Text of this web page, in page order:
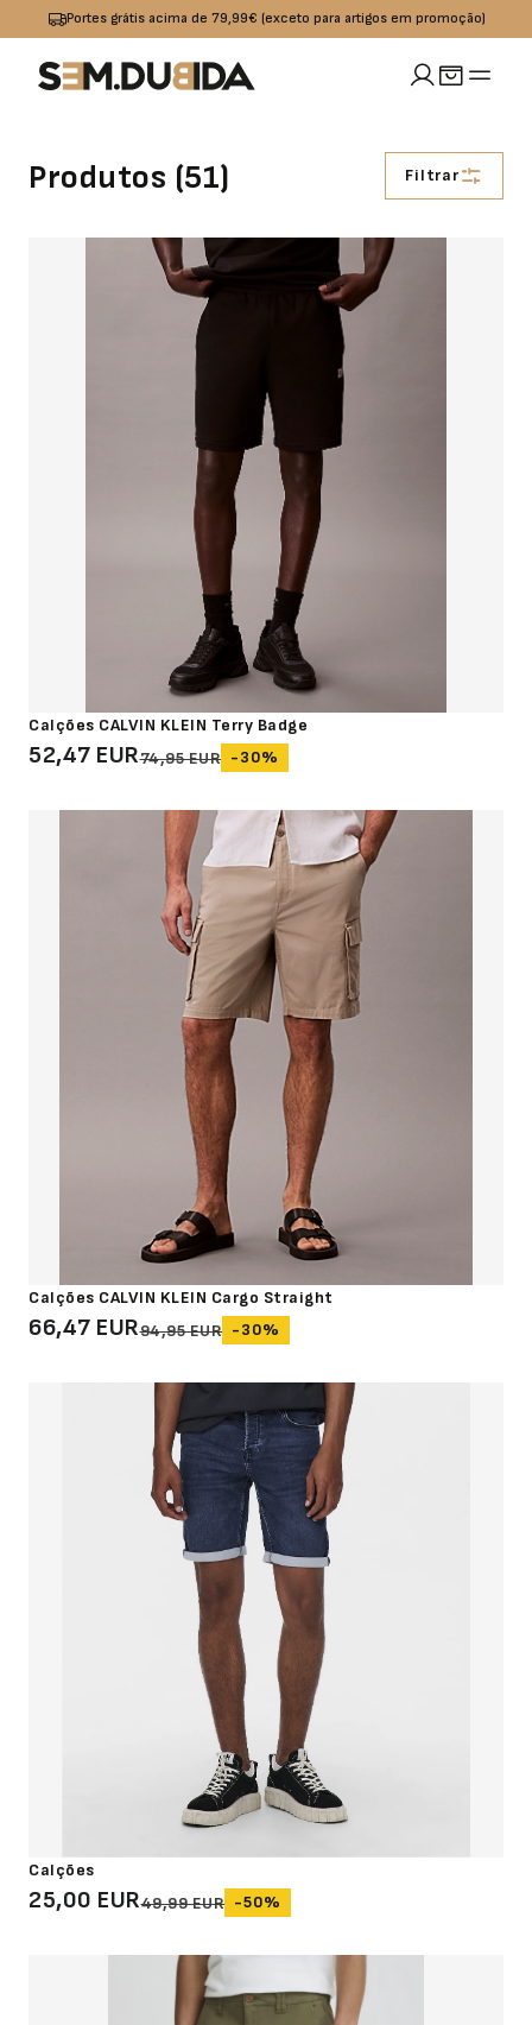
Portes grátis acima de 79,99€ (exceto para artigos em promoção)
Calçado
Sapatilhas
Acessórios
Boxers
Bolsas
Bones
Cintos
Meias
MULHER
Filtrar
Produtos (51)
Calções CALVIN KLEIN Terry Badge
52,47 EUR74,95 EUR -30%
Calções CALVIN KLEIN Cargo Straight
66,47 EUR94,95 EUR -30%
Calções
25,00 EUR49,99 EUR -50%